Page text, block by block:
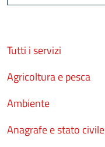
Tutti i servizi
Agricoltura e pesca
Ambiente
Anagrafe e stato civile